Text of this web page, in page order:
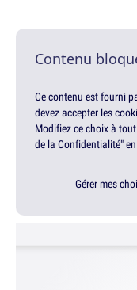
Contenu
Ce contenu est fourni
devez accepter les
Modifiez ce choix à
de la Confidentialité"
Gérer mes